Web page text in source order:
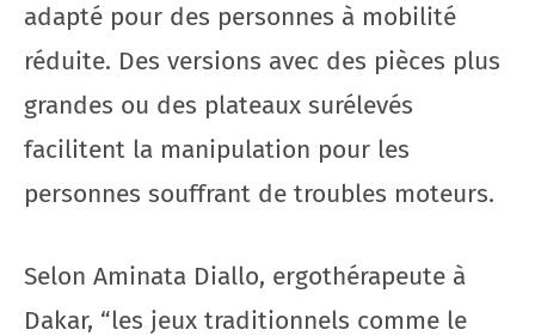
adapté pour des personnes à mobilité
réduite. Des versions avec des pièces plus
grandes ou des plateaux surélevés
facilitent la manipulation pour les
personnes souffrant de troubles moteurs.
Selon Aminata Diallo, ergothérapeute à
Dakar, “les jeux traditionnels comme le